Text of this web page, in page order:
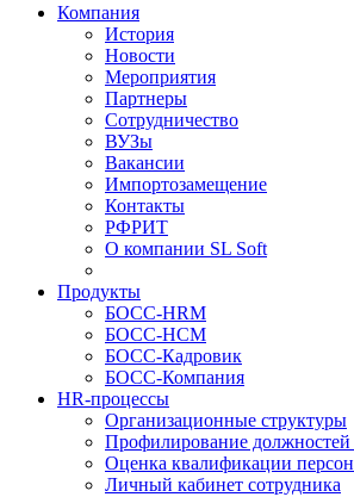
Компания
История
Новости
Мероприятия
Партнеры
Сотрудничество
ВУЗы
Вакансии
Импортозамещение
Контакты
РФРИТ
О компании SL Soft
Продукты
БОСС-HRM
БОСС-HCM
БОСС-Кадровик
БОСС-Компания
HR-процессы
Организационные структуры
Профилирование
Оценка квалификации
Личный кабинет сотрудника